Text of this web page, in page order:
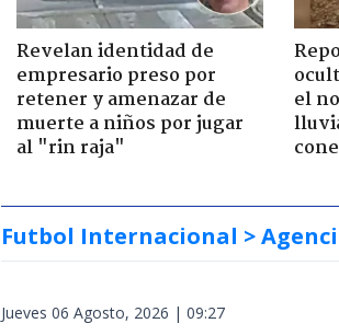
Revelan identidad de
empresario preso por
retener y amenazar de
muerte a niños por jugar
al "rin raja"
el
Futbol Internacional >
Jueves 06 Agosto, 2026 | 09:27